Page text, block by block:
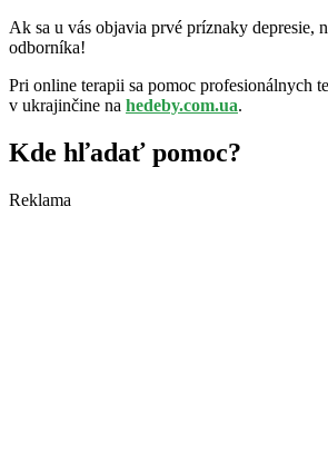
Ak sa u vás objavia prvé príznaky depresie,
odborníka!
Pri online terapii sa pomoc profesionálnych
v ukrajinčine na hedeby.com.ua.
Kde hľadať pomoc?
Reklama